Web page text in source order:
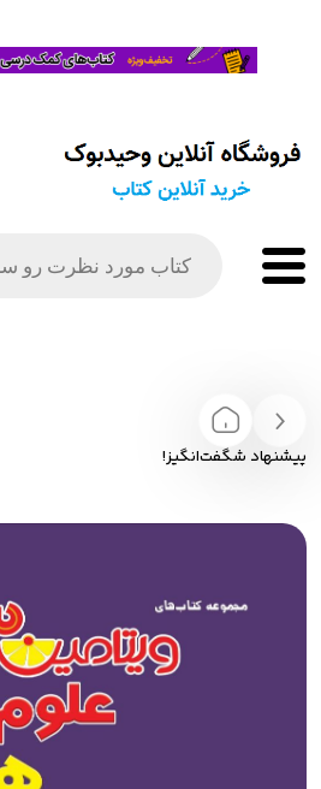
پیشنهاد شگفت‌انگیز!